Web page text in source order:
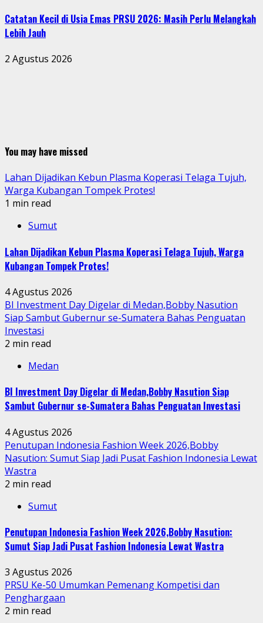
Catatan Kecil di Usia Emas PRSU 2026: Masih Perlu Melangkah
Lebih Jauh
2 Agustus 2026
You may have missed
Lahan Dijadikan Kebun Plasma Koperasi Telaga Tujuh,
Warga Kubangan Tompek Protes!
1 min read
Sumut
Lahan Dijadikan Kebun Plasma Koperasi Telaga Tujuh, Warga
Kubangan Tompek Protes!
4 Agustus 2026
BI Investment Day Digelar di Medan,Bobby Nasution
Siap Sambut Gubernur se-Sumatera Bahas Penguatan
Investasi
2 min read
Medan
BI Investment Day Digelar di Medan,Bobby Nasution Siap
Sambut Gubernur se-Sumatera Bahas Penguatan Investasi
4 Agustus 2026
Penutupan Indonesia Fashion Week 2026,Bobby
Nasution: Sumut Siap Jadi Pusat Fashion Indonesia Lewat
Wastra
2 min read
Sumut
Penutupan Indonesia Fashion Week 2026,Bobby Nasution:
Sumut Siap Jadi Pusat Fashion Indonesia Lewat Wastra
3 Agustus 2026
PRSU Ke-50 Umumkan Pemenang Kompetisi dan
Penghargaan
2 min read